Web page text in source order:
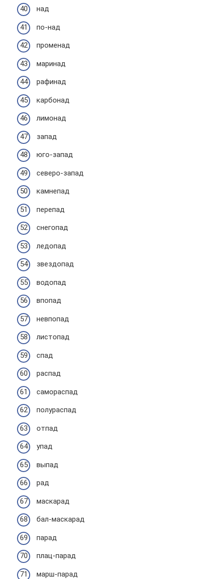
над
по-над
променад
маринад
рафинад
карбонад
лимонад
запад
юго-запад
северо-запад
камнепад
перепад
снегопад
ледопад
звездопад
водопад
впопад
невпопад
листопад
спад
распад
самораспад
полураспад
отпад
упад
выпад
рад
маскарад
бал-маскарад
парад
плац-парад
марш-парад